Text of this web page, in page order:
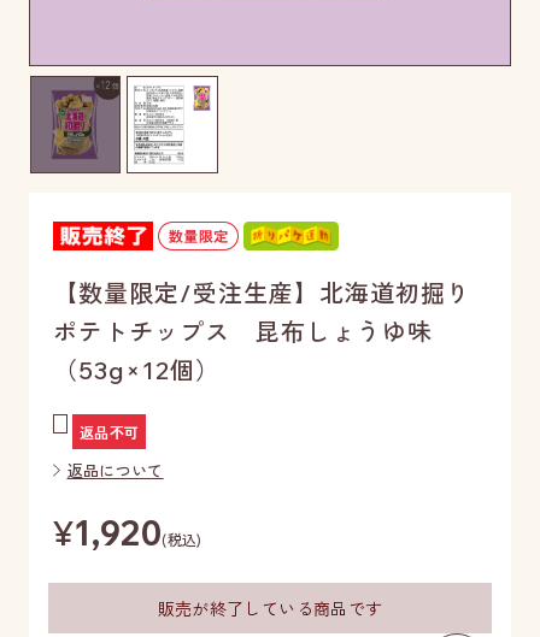
【数量限定/受注生産】北海道初掘り
ポテトチップス 昆布しょうゆ味
（53g×12個）
返品不可
返品について
¥1,920(税込)
販売が終了している商品です